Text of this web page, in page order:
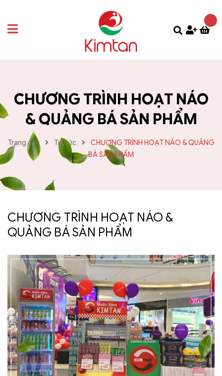
CHƯƠNG TRÌNH HOẠT NÁO
& QUẢNG BÁ SẢN PHẨM
Trang chủ Tin tức
CHƯƠNG TRÌNH HOẠT NÁO & QUẢNG
BÁ SẢN PHẨM
CHƯƠNG TRÌNH HOẠT NÁO &
QUẢNG BÁ SẢN PHẨM